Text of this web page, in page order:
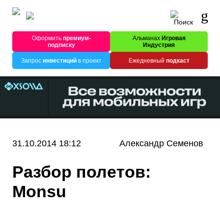
Оформитьпремиум-
подписку
Альманах Игровая
Индустрия
Запрос инвестицийв проект Ежедневный подкаст
31.10.2014 18:12 Александр Семенов
Разбор полетов:
Monsu